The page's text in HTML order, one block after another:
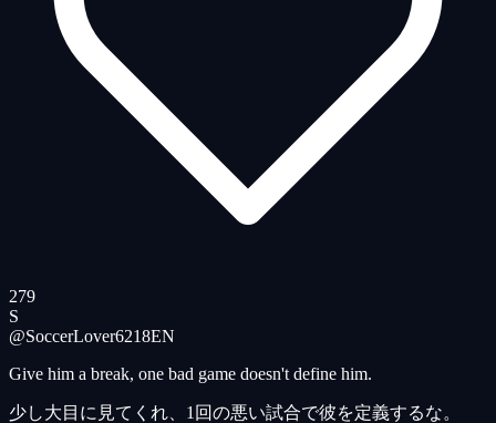
279
S
@SoccerLover6218EN
Give him a break, one bad game doesn't define him.
少し大目に見てくれ、1回の悪い試合で彼を定義するな。